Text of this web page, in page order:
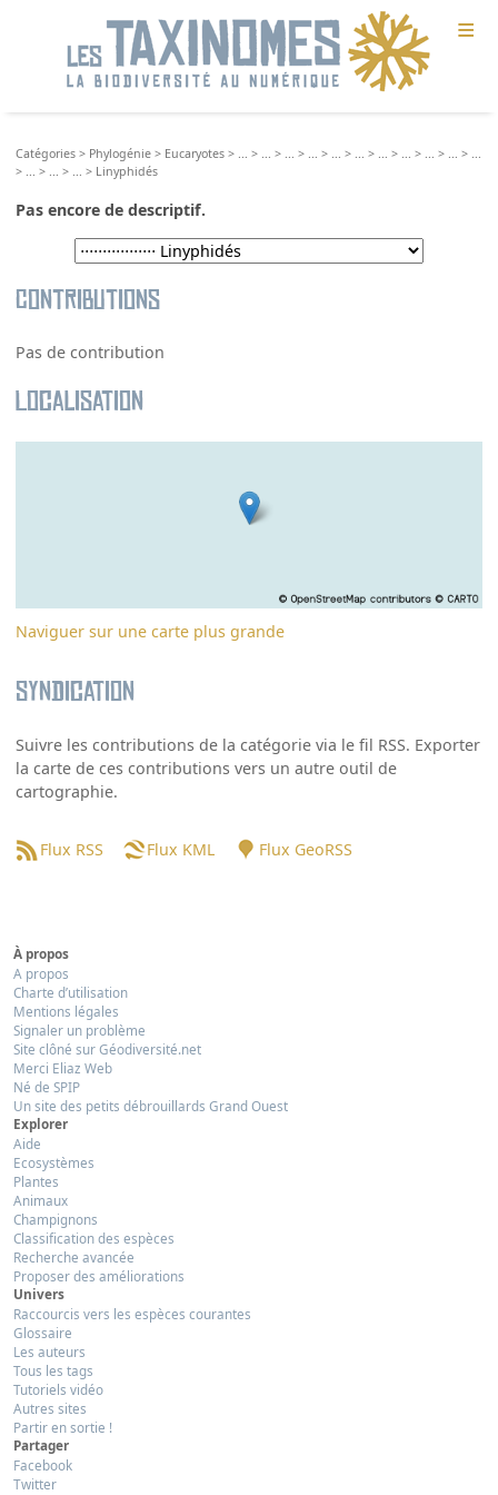
≡
Catégories > Phylogénie > Eucaryotes > > > > > > > > > > >
>
> > > Linyphidés
Pas encore de descriptif.
Contributions
Pas de contribution
Localisation
Naviguer sur une carte plus grande
Syndication
Suivre les contributions de la catégorie via le fil RSS. Exporter
la carte de ces contributions vers un autre outil de
cartographie.
Flux RSS Flux KML Flux GeoRSS
À propos
A propos
Charte d’utilisation
Mentions légales
Signaler un problème
Site clôné sur Géodiversité.net
Merci Eliaz Web
Né de SPIP
Un site des petits débrouillards Grand Ouest
Explorer
Aide
Ecosystèmes
Plantes
Animaux
Champignons
Classification des espèces
Recherche avancée
Proposer des améliorations
Univers
Raccourcis vers les espèces courantes
Glossaire
Les auteurs
Tous les tags
Tutoriels vidéo
Autres sites
Partir en sortie !
Partager
Facebook
Twitter